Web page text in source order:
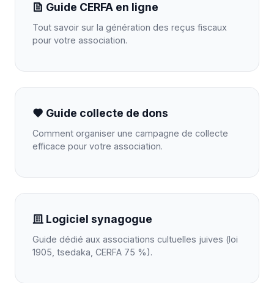
Guide CERFA en ligne
Tout savoir sur la génération des reçus fiscaux
pour votre association.
Guide collecte de dons
Comment organiser une campagne de collecte
efficace pour votre association.
Logiciel synagogue
Guide dédié aux associations cultuelles juives (loi
1905, tsedaka, CERFA 75 %).